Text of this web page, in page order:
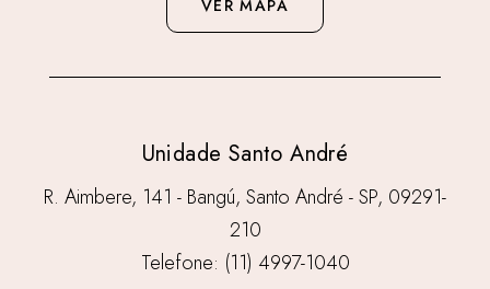
VER MAPA
Unidade Santo André
R. Aimbere, 141 - Bangú, Santo André - SP, 09291-
210
Telefone: (11) 4997-1040